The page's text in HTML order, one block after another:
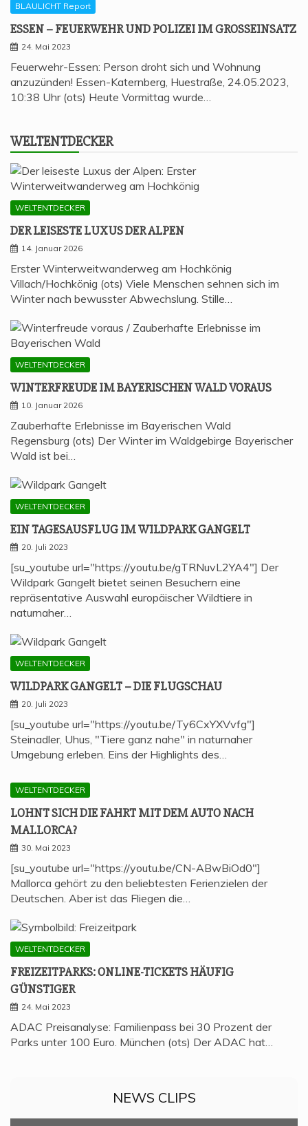
BLAULICHT Report
ESSEN – FEU­ER­WEHR UND POLI­ZEI IM GROSSEINSATZ
24. Mai 2023
Feuerwehr-Essen: Person droht sich und Wohnung
anzuzünden! Essen-Katernberg, Huestraße, 24.05.2023,
10:38 Uhr (ots) Heute Vormittag wurde…
WELT­ENT­DE­CKER
WELTENTDECKER
DER LEI­SES­TE LUXUS DER ALPEN
14. Januar 2026
Erster Winterweitwanderweg am Hochkönig
Villach/Hochkönig (ots) Viele Menschen sehnen sich im
Winter nach bewusster Abwechslung. Stille…
WELTENTDECKER
WIN­TER­FREU­DE IM BAYE­RI­SCHEN WALD VORAUS
10. Januar 2026
Zauberhafte Erlebnisse im Bayerischen Wald
Regensburg (ots) Der Winter im Waldgebirge Bayerischer
Wald ist bei…
WELTENTDECKER
EIN TAGES­AUS­FLUG IM WILD­PARK GANGELT
20. Juli 2023
[su_youtube url="https://youtu.be/gTRNuvL2YA4"] Der
Wildpark Gangelt bietet seinen Besuchern eine
repräsentative Auswahl europäischer Wildtiere in
naturnaher…
WELTENTDECKER
WILD­PARK GAN­GELT – DIE FLUGSCHAU
20. Juli 2023
[su_youtube url="https://youtu.be/Ty6CxYXVvfg"]
Steinadler, Uhus, "Tiere ganz nahe" in naturnaher
Umgebung erleben. Eins der Highlights des…
WELTENTDECKER
LOHNT SICH DIE FAHRT MIT DEM AUTO NACH
MALLORCA?
30. Mai 2023
[su_youtube url="https://youtu.be/CN-ABwBiOd0"]
Mallorca gehört zu den beliebtesten Ferienzielen der
Deutschen. Aber ist das Fliegen die…
WELTENTDECKER
FREI­ZEIT­PARKS: ONLINE-TICKETS HÄU­FIG
GÜNSTIGER
24. Mai 2023
ADAC Preisanalyse: Familienpass bei 30 Prozent der
Parks unter 100 Euro. München (ots) Der ADAC hat…
NEWS CLIPS